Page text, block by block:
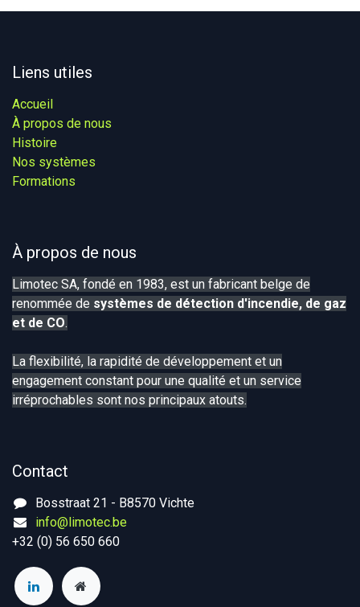
Liens utiles
Accueil
À propos de nous
Histoire
Nos systèmes​
Formations
À propos de nous
Limotec SA, fondé en 1983, est un fabricant belge de
renommée de systèmes de détection d'incendie, de gaz
et de CO.
La flexibilité, la rapidité de développement et un
engagement constant pour une qualité et un service
irréprochables sont nos principaux atouts.
Contact
Bosstraat 21 - B8570 Vichte
info@limotec.be
+32 (0) 56 650 660